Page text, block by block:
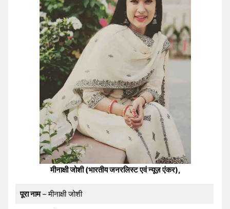
मीनाक्षी जोशी (भारतीय जनरलिस्ट एवं न्यूज़ एंकर),
पूरा नाम– मीनाक्षी जोशी